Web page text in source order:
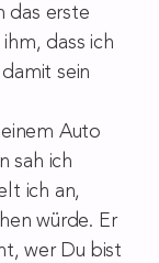
das erste
dass ich
sein
Auto
sah ich
ich an,
würde. Er
wer Du bist